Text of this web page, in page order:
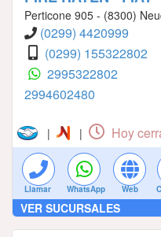
Perticone 905 - (8300)
(0299) 4420999
(0299) 155322802
2995322802
2994602480
| | Hoy
Llamar WhatsApp Web
VER SUCURSALES